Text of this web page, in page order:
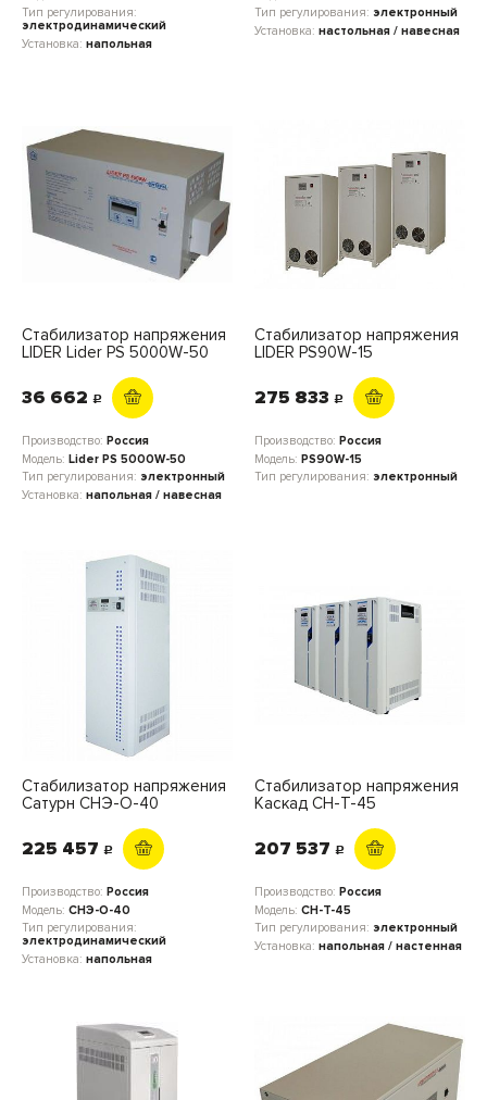
Тип регулирования:
электродинамический
Установка: напольная
Тип регулирования: электронный
Установка: настольная / навесная
Стабилизатор напряжения
LIDER Lider PS 5000W-50
36 662 c
Производство: Россия
Модель: Lider PS 5000W-50
Тип регулирования: электронный
Установка: напольная / навесная
Стабилизатор напряжения
LIDER PS90W-15
275 833 c
Производство: Россия
Модель: PS90W-15
Тип регулирования: электронный
Стабилизатор напряжения
Сатурн СНЭ-О-40
225 457 c
Производство: Россия
Модель: СНЭ-О-40
Тип регулирования:
электродинамический
Установка: напольная
Стабилизатор напряжения
Каскад СН-Т-45
207 537 c
Производство: Россия
Модель: СН-Т-45
Тип регулирования: электронный
Установка: напольная / настенная